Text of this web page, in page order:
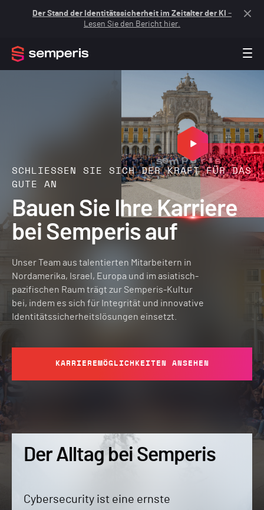
Der Stand der Identitätssicherheit im Zeitalter der KI –
Lesen Sie den Bericht hier.
SCHLIESSEN SIE SICH DER KRAFT FÜR DAS G
UTE AN
Bauen Sie Ihre Karriere
bei Semperis auf
Unser Team aus talentierten Mitarbeitern in
Nordamerika, Israel, Europa und im asiatisch-
pazifischen Raum trägt zur Semperis-Kultur
bei, indem es sich für Integrität und innovative
Identitätssicherheitslösungen einsetzt.
KARRIEREMÖGLICHKEITEN ANSEHEN
Der Alltag bei Semperis
Cybersecurity ist eine ernste